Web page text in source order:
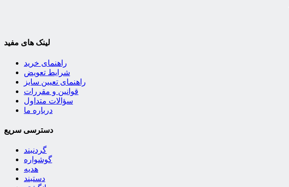
لینک های مفید
راهنمای خرید
شرایط تعویض
راهنمای تعیین سایز
قوانین و مقررات
سؤالات متداول
درباره ما
دسترسی سریع
گردنبند
گوشواره
هدیه
دستبند